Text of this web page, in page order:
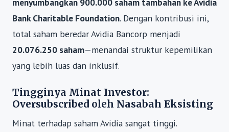
Bank Charitable Foundation. Dengan kontribusi ini,
total saham beredar Avidia Bancorp menjadi
20.076.250 saham—menandai struktur kepemilikan
yang lebih luas dan inklusif.
Tingginya Minat Investor:
Oversubscribed oleh Nasabah Eksisting
Minat terhadap saham Avidia sangat tinggi.